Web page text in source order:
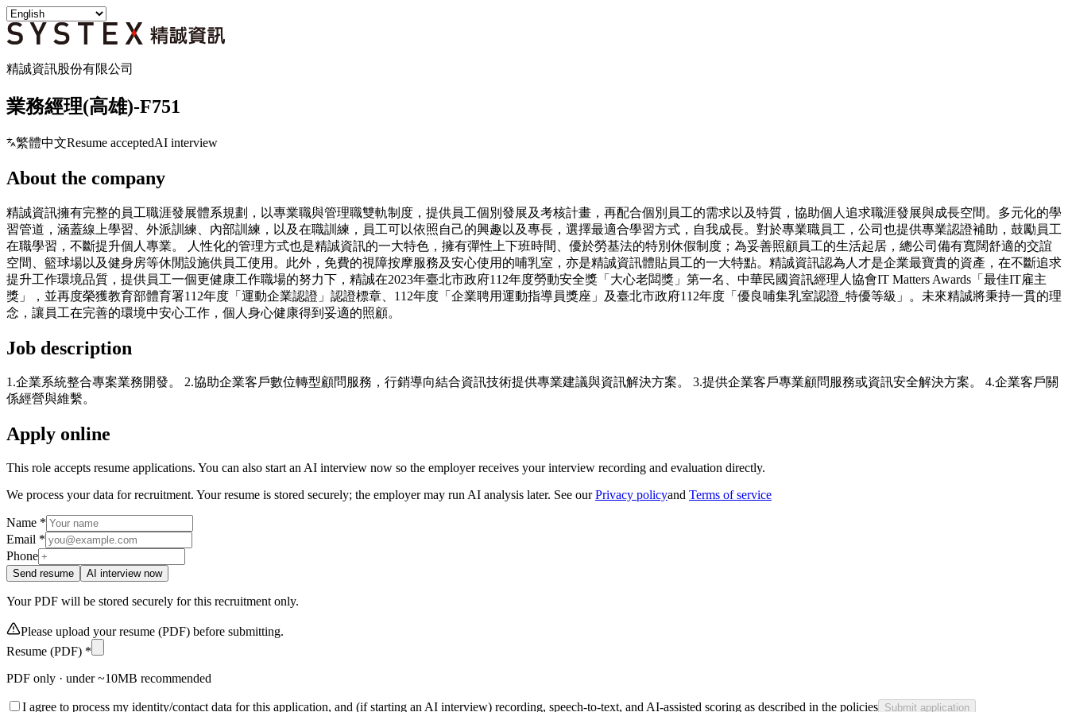
精誠資訊股份有限公司
業務經理(高雄)-F751
繁體中文Resume acceptedAI interview
About the company
精誠資訊擁有完整的員工職涯發展體系規劃，以專業職與管理職雙軌制度，提供員工個別發展及考核計畫，再配合個別員工的需求以及特質，協助個人追求職涯發展與成長空間。多元化的學
習管道，涵蓋線上學習、外派訓練、內部訓練，以及在職訓練，員工可以依照自己的興趣以及專長，選擇最適合學習方式，自我成長。對於專業職員工，公司也提供專業認證補助，鼓勵員工
在職學習，不斷提升個人專業。 人性化的管理方式也是精誠資訊的一大特色，擁有彈性上下班時間、優於勞基法的特別休假制度；為妥善照顧員工的生活起居，總公司備有寬闊舒適的交誼
空間、籃球場以及健身房等休閒設施供員工使用。此外，免費的視障按摩服務及安心使用的哺乳室，亦是精誠資訊體貼員工的一大特點。精誠資訊認為人才是企業最寶貴的資產，在不斷追求
提升工作環境品質，提供員工一個更健康工作職場的努力下，精誠在2023年臺北市政府112年度勞動安全獎「大心老闆獎」第一名、中華民國資訊經理人協會IT Matters Awards「最佳IT雇主
獎」，並再度榮獲教育部體育署112年度「運動企業認證」認證標章、112年度「企業聘用運動指導員獎座」及臺北市政府112年度「優良哺集乳室認證_特優等級」。未來精誠將秉持一貫的理
念，讓員工在完善的環境中安心工作，個人身心健康得到妥適的照顧。
Job description
1.企業系統整合專案業務開發。 2.協助企業客戶數位轉型顧問服務，行銷導向結合資訊技術提供專業建議與資訊解決方案。 3.提供企業客戶專業顧問服務或資訊安全解決方案。 4.企業客戶關
係經營與維繫。
Apply online
This role accepts resume applications. You can also start an AI interview now so the employer receives your interview recording and evaluation directly.
We process your data for recruitment. Your resume is stored securely; the employer may run AI analysis later. See our Privacy policyand Terms of service
Name *
Email *
Phone
Send resume AI interview now
Your PDF will be stored securely for this recruitment only.
Please upload your resume (PDF) before submitting.
Resume (PDF) *
PDF only · under ~10MB recommended
I agree to process my identity/contact data for this application, and (if starting an AI interview) recording, speech-to-text, and AI-assisted scoring as described in the policies Submit application